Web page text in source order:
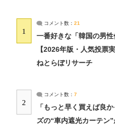
1
コメント数： 21
一番好きな「韓国の男性
【2026年版・人気投票
ねとらぼリサーチ
2
コメント数： 7
「もっと早く買えば良
ズの“車内遮光カーテ